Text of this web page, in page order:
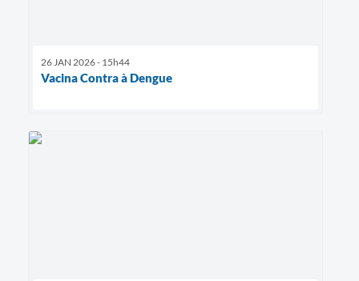
26 JAN 2026 - 15h44
Vacina Contra à Dengue